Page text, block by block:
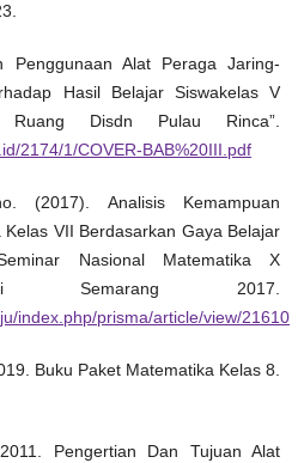
Penggunaan Alat Peraga Jaring-
Hasil Belajar Siswakelas V
Disdn Pulau Rinca”.
2174/1/COVER-BAB%20III.pdf
(2017). Analisis Kemampuan
VII Berdasarkan Gaya Belajar
Nasional Matematika X
Semarang 2017.
index.php/prisma/article/view/21610
Buku Paket Matematika Kelas 8.
Pengertian Dan Tujuan Alat